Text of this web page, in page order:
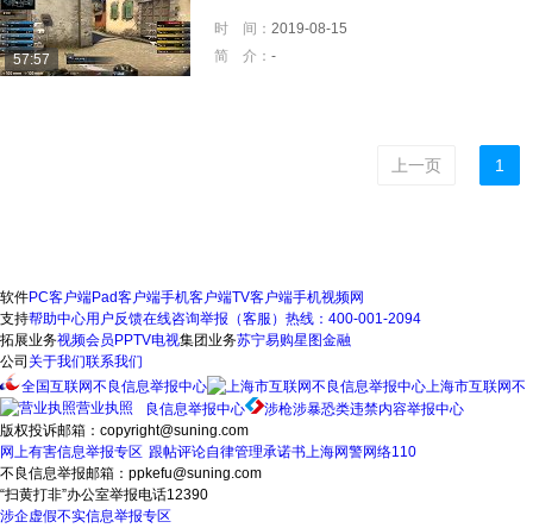
57:57
时 间： 2019-08-15
简 介： -
上一页 1
软件PC客户端Pad客户端手机客户端TV客户端手机视频网
支持帮助中心用户反馈在线咨询举报（客服）热线：400-001-2094
拓展业务视频会员 PPTV电视集团业务苏宁易购星图金融
公司 关于我们联系我们
全国互联网不良信息举报中心
上海市互联网不
良信息举报中心
涉枪涉暴恐类违禁内容举报中心
营业执照
版权投诉邮箱：copyright@suning.com
跟帖评论自律管理承诺书
网上有害信息举报专区
上海网警网络110
不良信息举报邮箱：ppkefu@suning.com
“扫黄打非”办公室举报电话12390
涉企虚假不实信息举报专区